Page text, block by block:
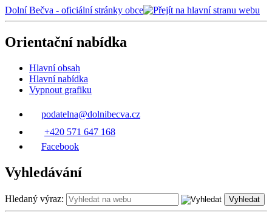
Dolní Bečva - oficiální stránky obce
Orientační nabídka
Hlavní obsah
Hlavní nabídka
Vypnout grafiku
podatelna@dolnibecva.cz
+420 571 647 168
Facebook
Vyhledávání
Hledaný výraz: Vyhledat